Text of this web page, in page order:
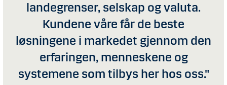
landegrenser, selskap og valuta.
Kundene våre får de beste
løsningene i markedet gjennom den
erfaringen, menneskene og
systemene som tilbys her hos oss."